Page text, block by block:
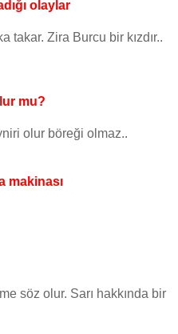
olaylar
takar. Zira Burcu bir kızdır..
mu?
olur böreği olmaz..
makinası
söz olur. Sarı hakkında bir